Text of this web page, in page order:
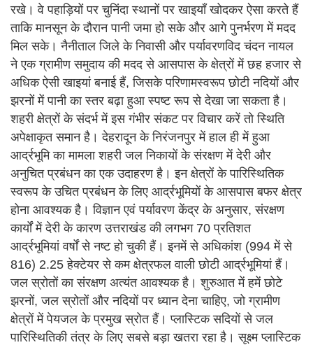
रखे। वे पहाड़ियों पर चुनिंदा स्थानों पर खाइयाँ खोदकर ऐसा करते हैं
ताकि मानसून के दौरान पानी जमा हो सके और आगे पुनर्भरण में मदद
मिल सके। नैनीताल जिले के निवासी और पर्यावरणविद चंदन नायल
ने एक ग्रामीण समुदाय की मदद से आसपास के क्षेत्रों में छह हजार से
अधिक ऐसी खाइयां बनाई हैं, जिसके परिणामस्वरूप छोटी नदियों और
झरनों में पानी का स्तर बढ़ा हुआ स्पष्ट रूप से देखा जा सकता है।
शहरी क्षेत्रों के संदर्भ में इस गंभीर संकट पर विचार करें तो स्थिति
अपेक्षाकृत समान है। देहरादून के निरंजनपुर में हाल ही में हुआ
आर्द्रभूमि का मामला शहरी जल निकायों के संरक्षण में देरी और
अनुचित प्रबंधन का एक उदाहरण है। इन क्षेत्रों के पारिस्थितिक
स्वरूप के उचित प्रबंधन के लिए आर्द्रभूमियों के आसपास बफर क्षेत्र
होना आवश्यक है। विज्ञान एवं पर्यावरण केंद्र के अनुसार, संरक्षण
कार्यों में देरी के कारण उत्तराखंड की लगभग 70 प्रतिशत
आर्द्रभूमियां वर्षों से नष्ट हो चुकी हैं। इनमें से अधिकांश (994 में से
816) 2.25 हेक्टेयर से कम क्षेत्रफल वाली छोटी आर्द्रभूमियां हैं।
जल स्रोतों का संरक्षण अत्यंत आवश्यक है। शुरुआत में हमें छोटे
झरनों, जल स्रोतों और नदियों पर ध्यान देना चाहिए, जो ग्रामीण
क्षेत्रों में पेयजल के प्रमुख स्रोत हैं। प्लास्टिक सदियों से जल
पारिस्थितिकी तंत्र के लिए सबसे बड़ा खतरा रहा है। सूक्ष्म प्लास्टिक